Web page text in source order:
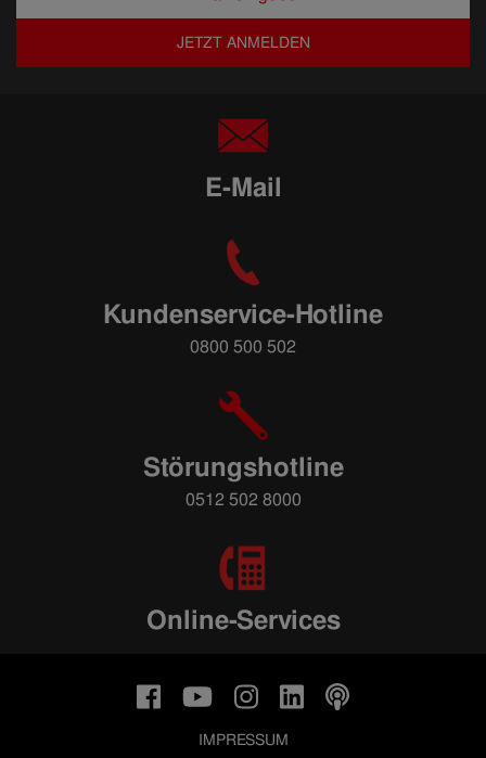
JETZT ANMELDEN
E-Mail
Kundenservice-Hotline
0800 500 502
Störungshotline
0512 502 8000
Online-Services
IMPRESSUM